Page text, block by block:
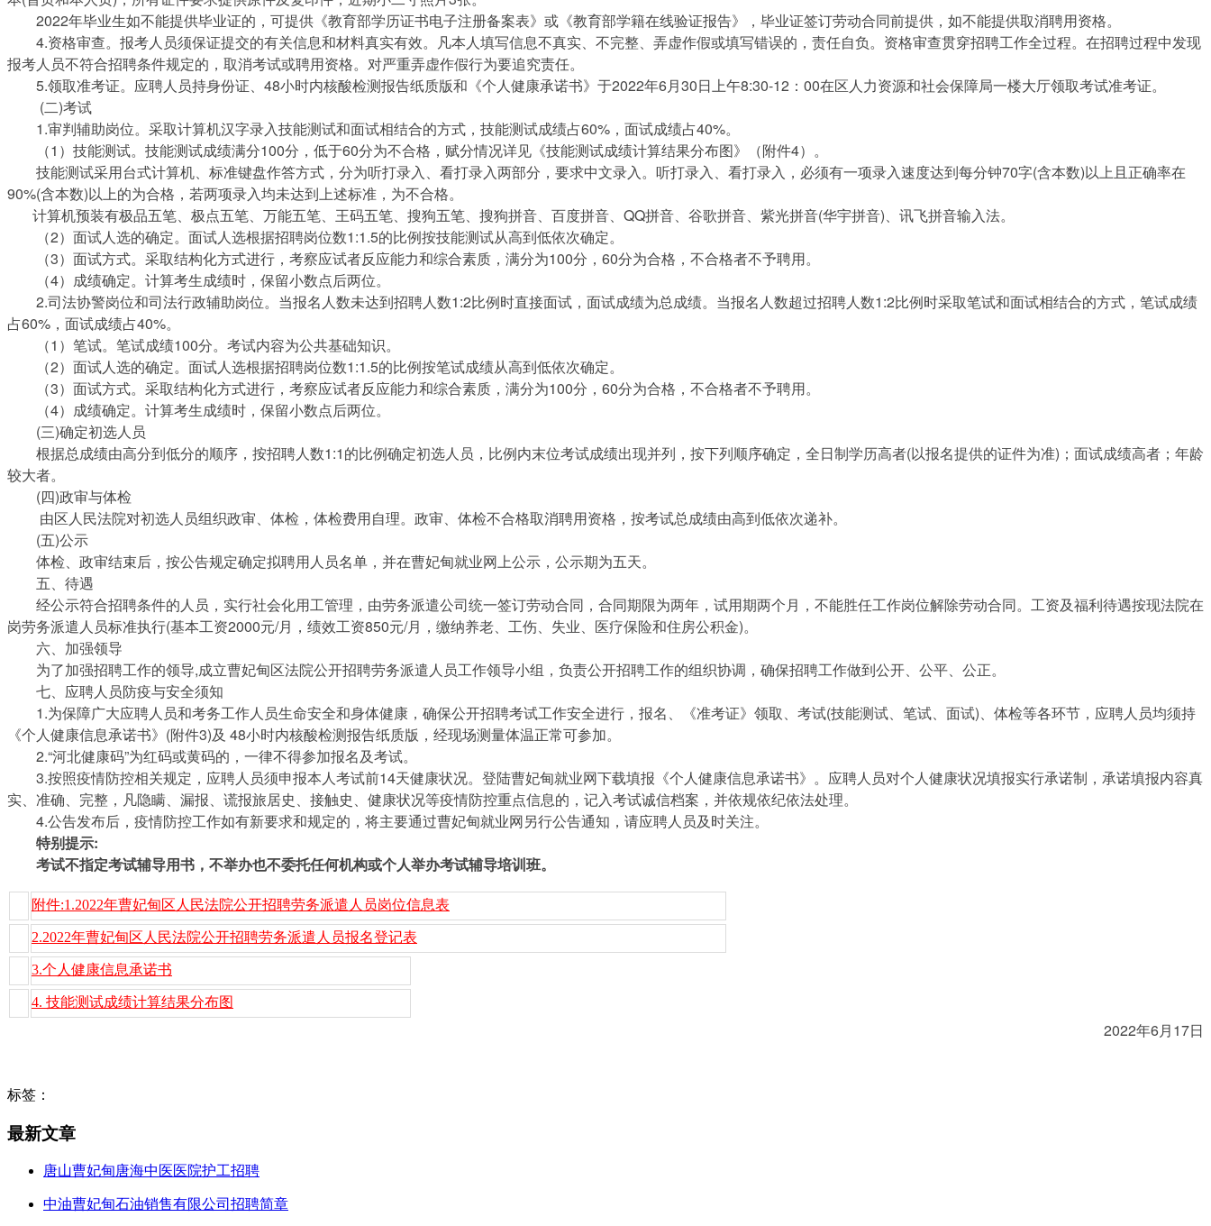
2022年毕业生如不能提供毕业证的，可提供《教育部学历证书电子注册备案表》或《教育部学籍在线验证报告》，毕业证签订劳动合同前提供，如不能提供取消聘用资格。
4.资格审查。报考人员须保证提交的有关信息和材料真实有效。凡本人填写信息不真实、不完整、弄虚作假或填写错误的，责任自负。资格审查贯穿招聘工作全过程。在招聘过程中发现
报考人员不符合招聘条件规定的，取消考试或聘用资格。对严重弄虚作假行为要追究责任。
5.领取准考证。应聘人员持身份证、48小时内核酸检测报告纸质版和《个人健康承诺书》于2022年6月30日上午8:30-12：00在区人力资源和社会保障局一楼大厅领取考试准考证。
(二)考试
1.审判辅助岗位。采取计算机汉字录入技能测试和面试相结合的方式，技能测试成绩占60%，面试成绩占40%。
（1）技能测试。技能测试成绩满分100分，低于60分为不合格，赋分情况详见《技能测试成绩计算结果分布图》（附件4）。
技能测试采用台式计算机、标准键盘作答方式，分为听打录入、看打录入两部分，要求中文录入。听打录入、看打录入，必须有一项录入速度达到每分钟70字(含本数)以上且正确率在
90%(含本数)以上的为合格，若两项录入均未达到上述标准，为不合格。
计算机预装有极品五笔、极点五笔、万能五笔、王码五笔、搜狗五笔、搜狗拼音、百度拼音、QQ拼音、谷歌拼音、紫光拼音(华宇拼音)、讯飞拼音输入法。
（2）面试人选的确定。面试人选根据招聘岗位数1:1.5的比例按技能测试从高到低依次确定。
（3）面试方式。采取结构化方式进行，考察应试者反应能力和综合素质，满分为100分，60分为合格，不合格者不予聘用。
（4）成绩确定。计算考生成绩时，保留小数点后两位。
2.司法协警岗位和司法行政辅助岗位。当报名人数未达到招聘人数1:2比例时直接面试，面试成绩为总成绩。当报名人数超过招聘人数1:2比例时采取笔试和面试相结合的方式，笔试成绩
占60%，面试成绩占40%。
（1）笔试。笔试成绩100分。考试内容为公共基础知识。
（2）面试人选的确定。面试人选根据招聘岗位数1:1.5的比例按笔试成绩从高到低依次确定。
（3）面试方式。采取结构化方式进行，考察应试者反应能力和综合素质，满分为100分，60分为合格，不合格者不予聘用。
（4）成绩确定。计算考生成绩时，保留小数点后两位。
(三)确定初选人员
根据总成绩由高分到低分的顺序，按招聘人数1:1的比例确定初选人员，比例内末位考试成绩出现并列，按下列顺序确定，全日制学历高者(以报名提供的证件为准)；面试成绩高者；年龄
较大者。
(四)政审与体检
由区人民法院对初选人员组织政审、体检，体检费用自理。政审、体检不合格取消聘用资格，按考试总成绩由高到低依次递补。
(五)公示
体检、政审结束后，按公告规定确定拟聘用人员名单，并在曹妃甸就业网上公示，公示期为五天。
五、待遇
经公示符合招聘条件的人员，实行社会化用工管理，由劳务派遣公司统一签订劳动合同，合同期限为两年，试用期两个月，不能胜任工作岗位解除劳动合同。工资及福利待遇按现法院在
岗劳务派遣人员标准执行(基本工资2000元/月，绩效工资850元/月，缴纳养老、工伤、失业、医疗保险和住房公积金)。
六、加强领导
为了加强招聘工作的领导,成立曹妃甸区法院公开招聘劳务派遣人员工作领导小组，负责公开招聘工作的组织协调，确保招聘工作做到公开、公平、公正。
七、应聘人员防疫与安全须知
1.为保障广大应聘人员和考务工作人员生命安全和身体健康，确保公开招聘考试工作安全进行，报名、《准考证》领取、考试(技能测试、笔试、面试)、体检等各环节，应聘人员均须持
《个人健康信息承诺书》(附件3)及 48小时内核酸检测报告纸质版，经现场测量体温正常可参加。
2.“河北健康码”为红码或黄码的，一律不得参加报名及考试。
3.按照疫情防控相关规定，应聘人员须申报本人考试前14天健康状况。登陆曹妃甸就业网下载填报《个人健康信息承诺书》。应聘人员对个人健康状况填报实行承诺制，承诺填报内容真
实、准确、完整，凡隐瞒、漏报、谎报旅居史、接触史、健康状况等疫情防控重点信息的，记入考试诚信档案，并依规依纪依法处理。
4.公告发布后，疫情防控工作如有新要求和规定的，将主要通过曹妃甸就业网另行公告通知，请应聘人员及时关注。
特别提示:
考试不指定考试辅导用书，不举办也不委托任何机构或个人举办考试辅导培训班。
附件:1.2022年曹妃甸区人民法院公开招聘劳务派遣人员岗位信息表
2.2022年曹妃甸区人民法院公开招聘劳务派遣人员报名登记表
3.个人健康信息承诺书
4. 技能测试成绩计算结果分布图
2022年6月17日
标签：
最新文章
唐山曹妃甸唐海中医医院护工招聘
中油曹妃甸石油销售有限公司招聘简章